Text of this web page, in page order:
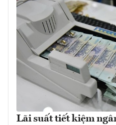
Lãi suất tiết kiệm